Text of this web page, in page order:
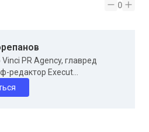
0
PR Agency, главред
редактор Execut...